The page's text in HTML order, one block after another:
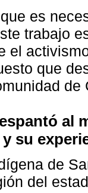
es
trabajo
el
que
de
al
y su
de
del